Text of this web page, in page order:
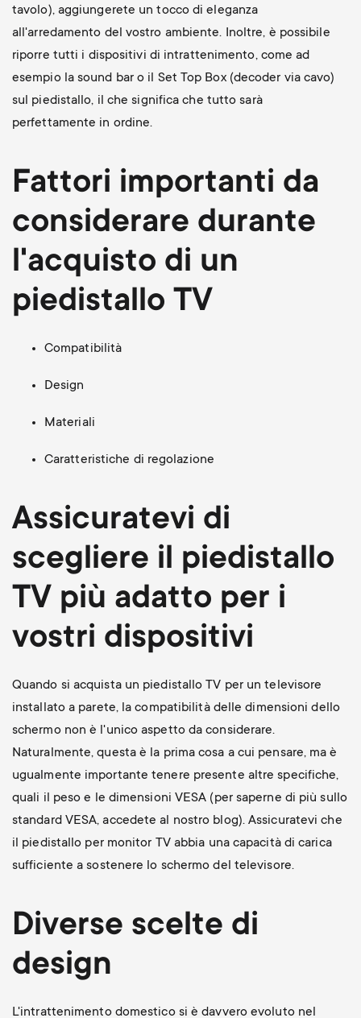
tavolo), aggiungerete un tocco di eleganza
all'arredamento del vostro ambiente. Inoltre, è possibile
riporre tutti i dispositivi di intrattenimento, come ad
esempio la sound bar o il Set Top Box (decoder via cavo)
sul piedistallo, il che significa che tutto sarà
perfettamente in ordine.
Fattori importanti da
considerare durante
l'acquisto di un
piedistallo TV
Compatibilità
Design
Materiali
Caratteristiche di regolazione
Assicuratevi di
scegliere il piedistallo
TV più adatto per i
vostri dispositivi
Quando si acquista un piedistallo TV per un televisore
installato a parete, la compatibilità delle dimensioni dello
schermo non è l'unico aspetto da considerare.
Naturalmente, questa è la prima cosa a cui pensare, ma è
ugualmente importante tenere presente altre specifiche,
quali il peso e le dimensioni VESA (per saperne di più sullo
standard VESA, accedete al nostro blog). Assicuratevi che
il piedistallo per monitor TV abbia una capacità di carica
sufficiente a sostenere lo schermo del televisore.
Diverse scelte di
design
L'intrattenimento domestico si è davvero evoluto nel